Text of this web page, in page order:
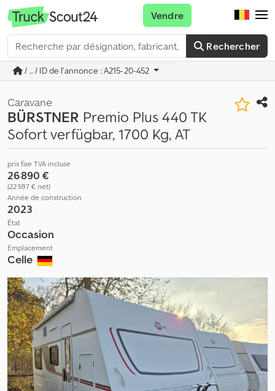
Rechercher
Vendre
/ ... / ID de l'annonce : A215-20-452
Caravane
BÜRSTNER Premio Plus 440 TK
Sofort verfügbar, 1700 Kg, AT
prix fixe TVA incluse
26 890 €
(22 597 € net)
Année de construction
2023
État
Occasion
Emplacement
Celle